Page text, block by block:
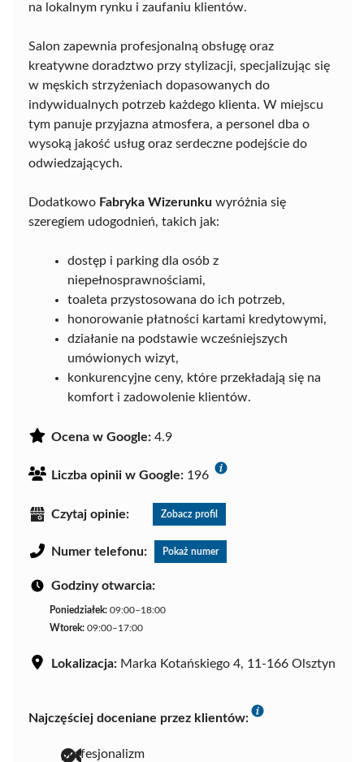
na lokalnym rynku i zaufaniu klientów.
Salon zapewnia profesjonalną obsługę oraz
kreatywne doradztwo przy stylizacji, specjalizując się
w męskich strzyżeniach dopasowanych do
indywidualnych potrzeb każdego klienta. W miejscu
tym panuje przyjazna atmosfera, a personel dba o
wysoką jakość usług oraz serdeczne podejście do
odwiedzających.
Dodatkowo Fabryka Wizerunku wyróżnia się
szeregiem udogodnień, takich jak:
dostęp i parking dla osób z
niepełnosprawnościami,
toaleta przystosowana do ich potrzeb,
honorowanie płatności kartami kredytowymi,
działanie na podstawie wcześniejszych
umówionych wizyt,
konkurencyjne ceny, które przekładają się na
komfort i zadowolenie klientów.
Ocena w Google: 4.9
Liczba opinii w Google: 196
Czytaj opinie: Zobacz profil
Numer telefonu: Pokaż numer
Godziny otwarcia:
Poniedziałek: 09:00–18:00
Wtorek: 09:00–17:00
Lokalizacja: Marka Kotańskiego 4, 11-166 Olsztyn
Najczęściej doceniane przez klientów:
profesjonalizm